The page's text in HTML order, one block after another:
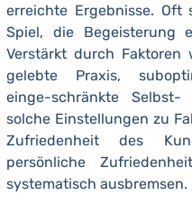
erreichte Ergebnisse.
Spiel, die Begeisterung
Verstärkt durch Faktoren
gelebte Praxis,
einge-schränkte
solche Einstellungen zu
Zufriedenheit des
persönliche
systematisch ausbremsen.